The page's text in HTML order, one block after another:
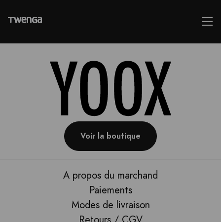
Voir la boutique
A propos du marchand
Paiements
Modes de livraison